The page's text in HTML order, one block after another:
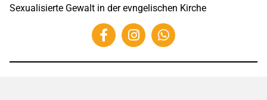
Sexualisierte Gewalt in der evngelischen Kirche